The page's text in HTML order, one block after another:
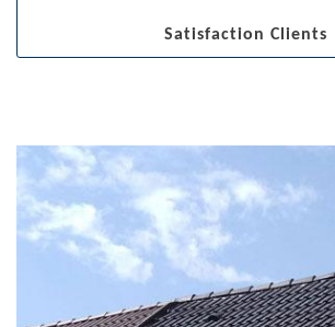
Satisfaction Clients